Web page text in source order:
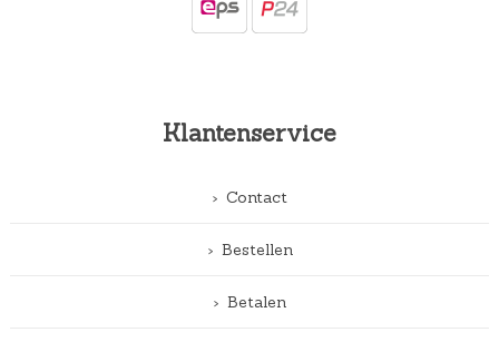
Klantenservice
Contact
Bestellen
Betalen